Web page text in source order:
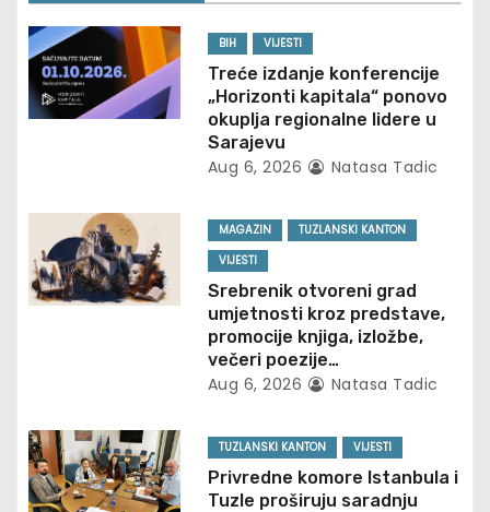
v
i
g
t
i
o
BIH VIJESTI
Treće izdanje konferencije
„Horizonti kapitala“ ponovo
okuplja regionalne lidere u
Sarajevu
Aug 6, 2026 Natasa Tadic
MAGAZIN
TUZLANSKI KANTON
VIJESTI
Srebrenik otvoreni grad
umjetnosti kroz predstave,
promocije knjiga, izložbe,
večeri poezije…
Aug 6, 2026 Natasa Tadic
TUZLANSKI KANTON VIJESTI
Privredne komore Istanbula i
Tuzle proširuju saradnju